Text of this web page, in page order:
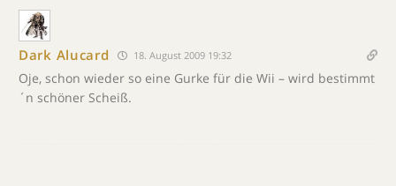
Dark Alucard 18. August 2009 19:32
Oje, schon wieder so eine Gurke für die Wii – wird bestimmt
´n schöner Scheiß.